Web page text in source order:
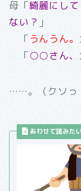
母「綺麗にし
ない？ 」
「うんうん
「○○さん、
……。（クソっ